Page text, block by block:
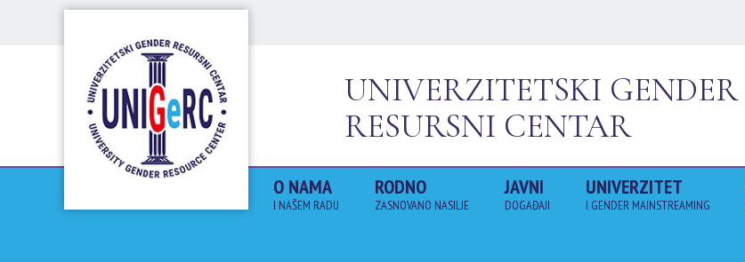
UNIVERZITETSKI GENDER
RESURSNI CENTAR
O NAMA
I NAŠEM RADU
RODNO
ZASNOVANO NASILJE
JAVNI
DOGAĐAJI
UNIVERZITET
I GENDER MAINSTREAMING